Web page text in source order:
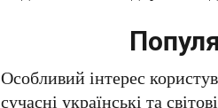
Особливий інтерес
сучасні українські та